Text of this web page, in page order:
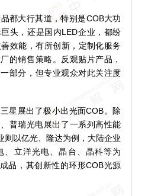
大行其道，特别是COB大功
头，还是国内LED企业，都纷
效能，有所创新，定制化服务
的销售策略。反观贴片产品，
部分，但专业观众对此关注度
展出了极小出光面COB。除
普瑞光电展出了一系列高性能
则以亿光、隆达为例，大陆企业
、立洋光电、晶台、晶科等为
品，其创新性的环形COB光源